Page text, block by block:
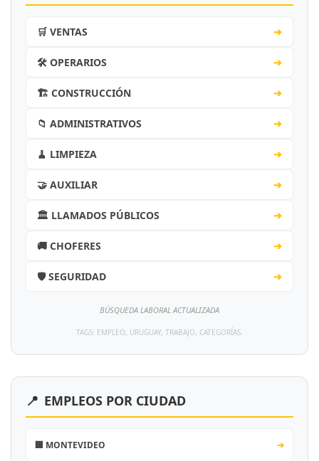
🛒 VENTAS ➔
🛠️ OPERARIOS ➔
🏗️ CONSTRUCCIÓN ➔
📁 ADMINISTRATIVOS ➔
🧹 LIMPIEZA ➔
🤝 AUXILIAR ➔
🏛️ LLAMADOS PÚBLICOS ➔
🚚 CHOFERES ➔
🛡️ SEGURIDAD ➔
BÚSQUEDA LABORAL ACTUALIZADA
TAGS: EMPLEO, URUGUAY, TRABAJO, CATEGORÍAS.
📍 EMPLEOS POR CIUDAD
🏢 MONTEVIDEO ➔